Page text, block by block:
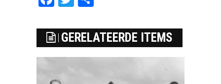
GERELATEERDE ITEMS